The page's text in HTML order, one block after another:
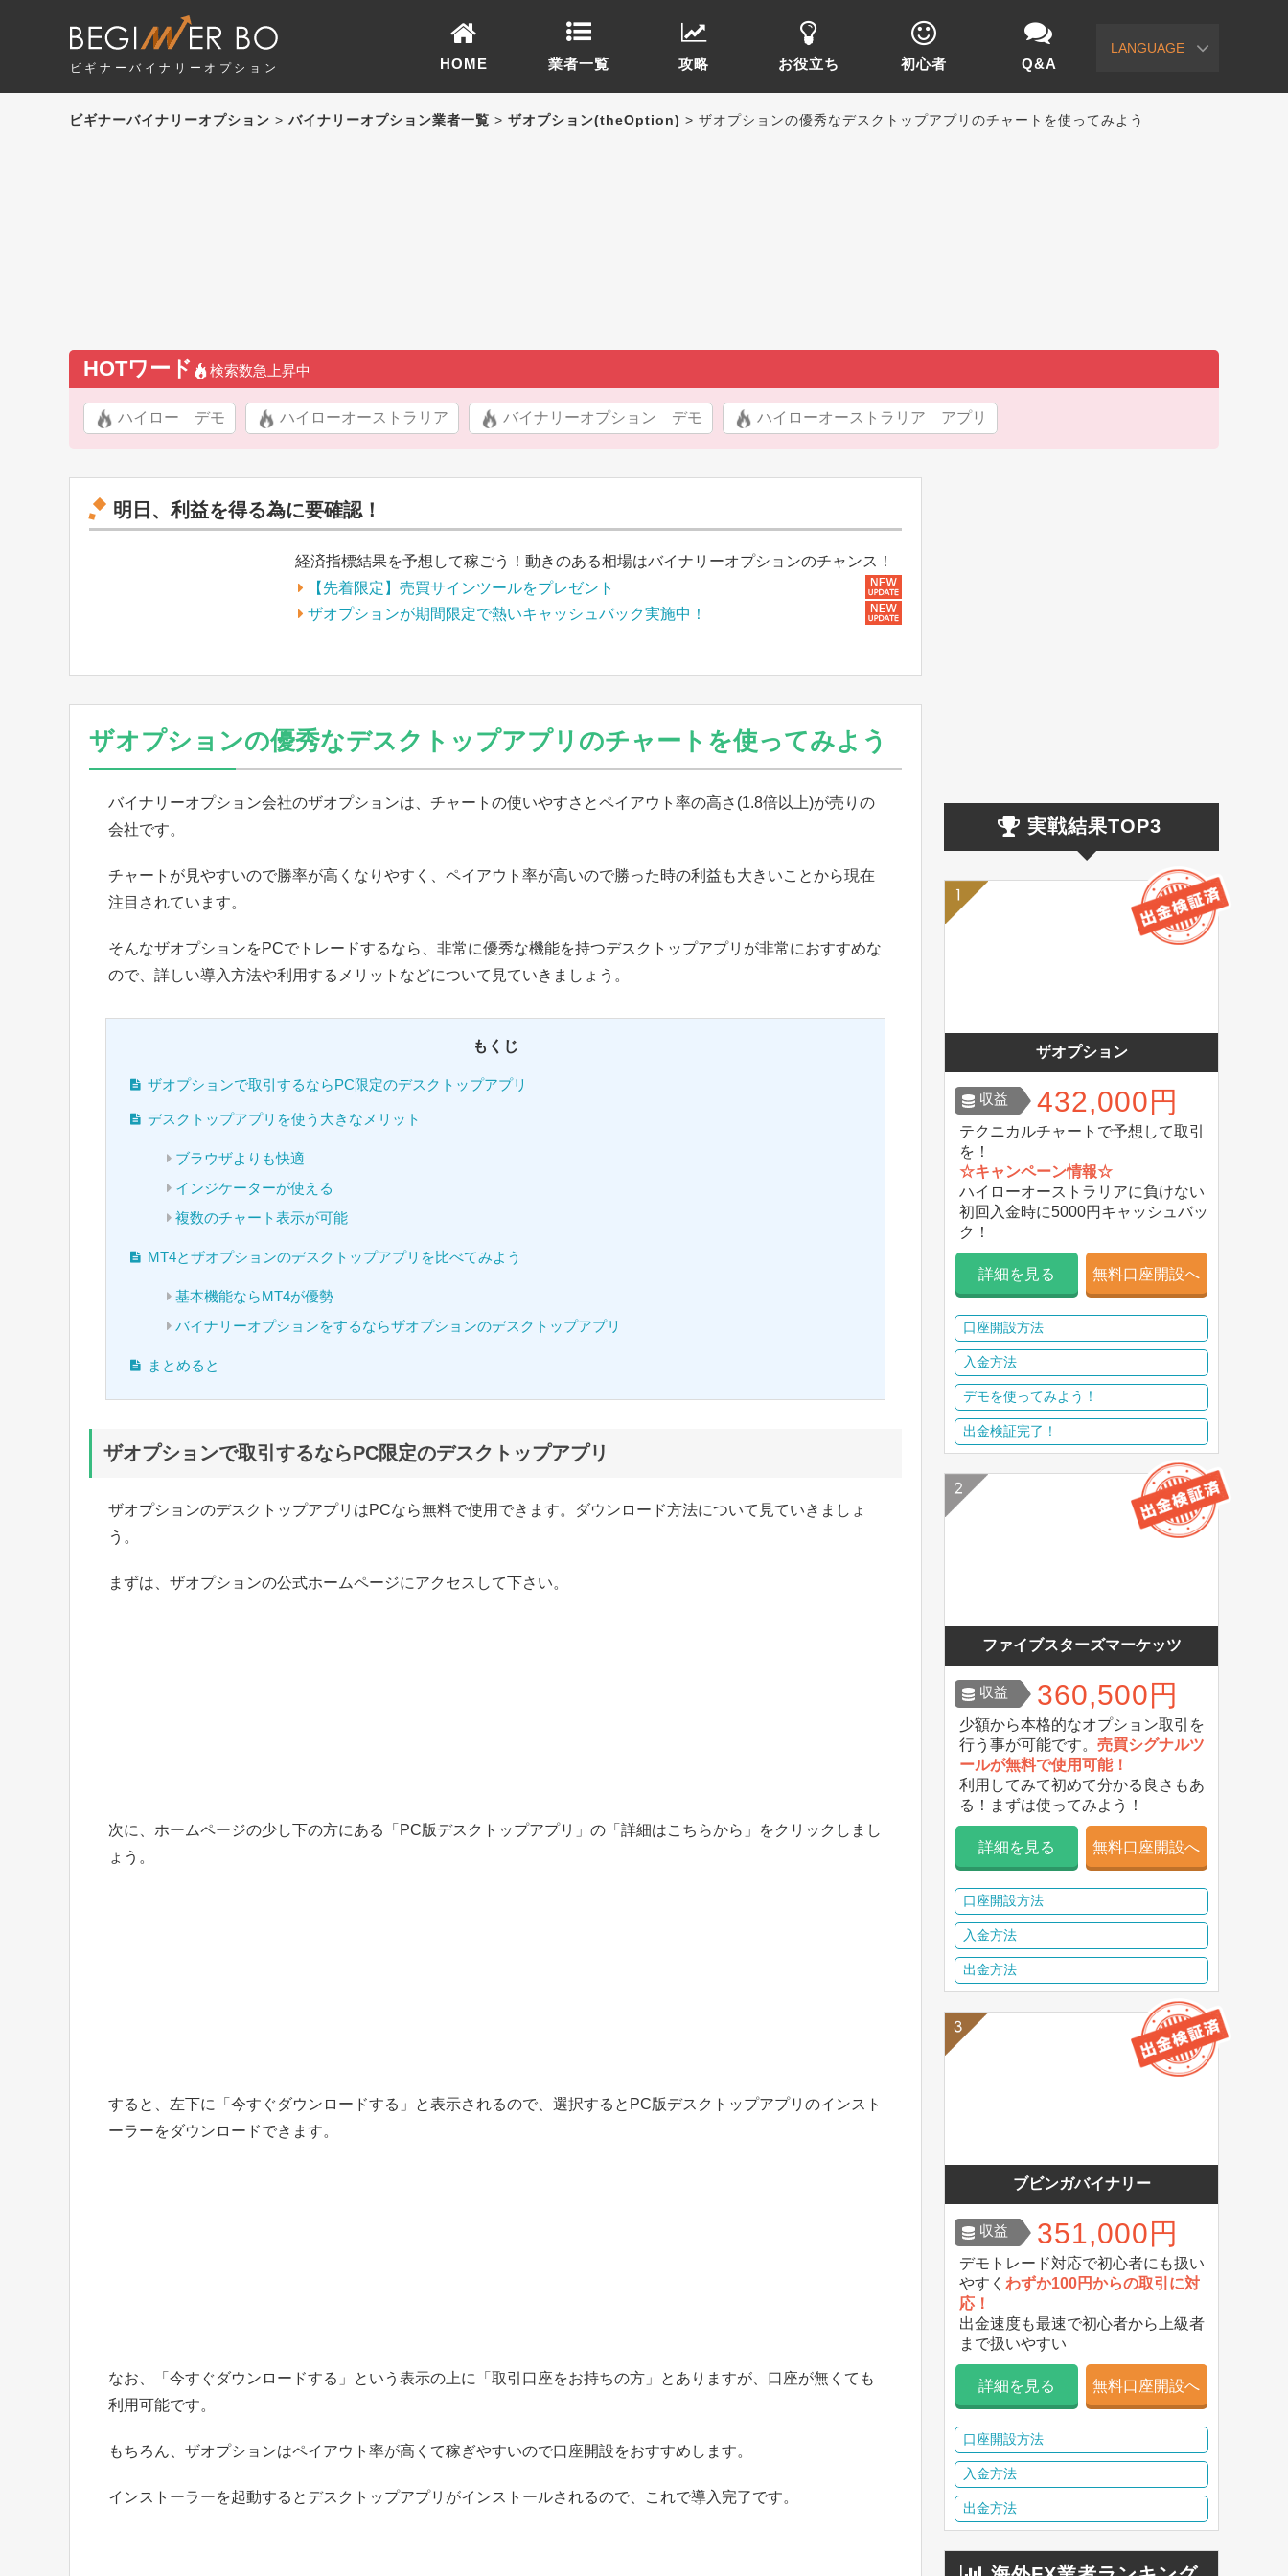
ビギナーバイナリーオプション
LANGUAGE
HOME 業者一覧 攻略 お役立ち 初心者 Q&A
ビギナーバイナリーオプション > バイナリーオプション業者一覧 > ザオプション(theOption) > ザオプションの優秀なデスクトップアプリのチャートを使ってみよう
HOTワード 検索数急上昇中
ハイロー デモ ハイローオーストラリア バイナリーオプション デモ ハイローオーストラリア アプリ
明日、利益を得る為に要確認！
経済指標結果を予想して稼ごう！動きのある相場はバイナリーオプションのチャンス！
【先着限定】売買サインツールをプレゼント
ザオプションが期間限定で熱いキャッシュバック実施中！
ザオプションの優秀なデスクトップアプリのチャートを使ってみよう
バイナリーオプション会社のザオプションは、チャートの使いやすさとペイアウト率の高さ(1.8倍以上)が売りの
会社です。
チャートが見やすいので勝率が高くなりやすく、ペイアウト率が高いので勝った時の利益も大きいことから現在
注目されています。
そんなザオプションをPCでトレードするなら、非常に優秀な機能を持つデスクトップアプリが非常におすすめな
ので、詳しい導入方法や利用するメリットなどについて見ていきましょう。
もくじ
ザオプションで取引するならPC限定のデスクトップアプリ
デスクトップアプリを使う大きなメリット
ブラウザよりも快適
インジケーターが使える
複数のチャート表示が可能
MT4とザオプションのデスクトップアプリを比べてみよう
基本機能ならMT4が優勢
バイナリーオプションをするならザオプションのデスクトップアプリ
まとめると
ザオプションで取引するならPC限定のデスクトップアプリ
ザオプションのデスクトップアプリはPCなら無料で使用できます。ダウンロード方法について見ていきましょ
う。
まずは、ザオプションの公式ホームページにアクセスして下さい。
次に、ホームページの少し下の方にある「PC版デスクトップアプリ」の「詳細はこちらから」をクリックしまし
ょう。
すると、左下に「今すぐダウンロードする」と表示されるので、選択するとPC版デスクトップアプリのインスト
ーラーをダウンロードできます。
なお、「今すぐダウンロードする」という表示の上に「取引口座をお持ちの方」とありますが、口座が無くても
利用可能です。
もちろん、ザオプションはペイアウト率が高くて稼ぎやすいので口座開設をおすすめします。
インストーラーを起動するとデスクトップアプリがインストールされるので、これで導入完了です。
実戦結果TOP3
ザオプション
収益 432,000円
テクニカルチャートで予想して取引
を！
☆キャンペーン情報☆
ハイローオーストラリアに負けない
初回入金時に5000円キャッシュバッ
ク！
詳細を見る 無料口座開設へ
口座開設方法
入金方法
デモを使ってみよう！
出金検証完了！
ファイブスターズマーケッツ
収益 360,500円
少額から本格的なオプション取引を
行う事が可能です。 売買シグナルツ
ールが無料で使用可能！
利用してみて初めて分かる良さもあ
る！まずは使ってみよう！
詳細を見る 無料口座開設へ
口座開設方法
入金方法
出金方法
ブビンガバイナリー
収益 351,000円
デモトレード対応で初心者にも扱い
やすく わずか100円からの取引に対
応！
出金速度も最速で初心者から上級者
まで扱いやすい
詳細を見る 無料口座開設へ
口座開設方法
入金方法
出金方法